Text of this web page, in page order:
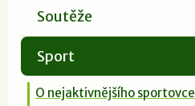
Soutěže
Sport
O nejaktivnějšího sportovce